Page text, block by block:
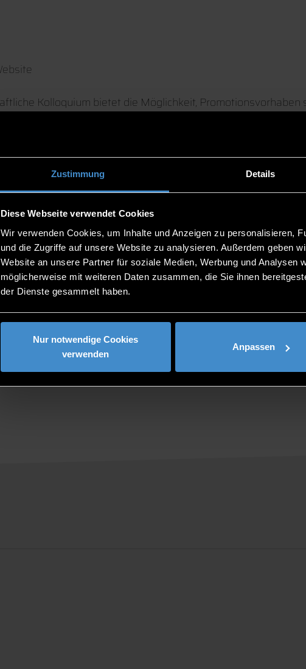
Zustimmung Details
Diese Webseite verwendet Cookies
Wir verwenden Cookies, um Inhalte und Anzeigen zu personalisieren,
und die Zugriffe auf unsere Website zu analysieren. Außerdem geben
Website an unsere Partner für soziale Medien, Werbung und Analysen
möglicherweise mit weiteren Daten zusammen, die Sie ihnen
der Dienste gesammelt haben.
Nur notwendige Cookies
verwenden
Anpassen
Kolloquium bietet die Möglichkeit,
diskutieren.
Verbitterung - Das Berner Verbitterungsinventar als
Bilder für die KI-basierte Klassifizierung
Atmosphären in ländlichen Räumen
Zuhörer/in angraduate-school@th-deg.de